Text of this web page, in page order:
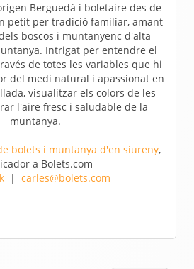
Berguedà i boletaire des de
petit per tradició familiar, amant
boscos i muntanyenc d'alta
Intrigat per entendre el
de totes les variables que hi
del medi natural i apassionat en
visualitzar els colors de les
l'aire fresc i saludable de la
muntanya.
bolets i muntanya d'en siureny,
a Bolets.com
| carles@bolets.com